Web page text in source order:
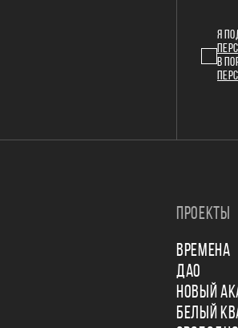
Я
В
ПРОЕКТЫ
ВРЕМЕНА
ДАО
НОВЫЙ
БЕЛЫЙ